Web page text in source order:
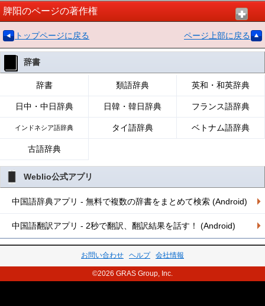
脾阳のページの著作権
トップページに戻る ページ上部に戻る
辞書
辞書 類語辞典 英和・和英辞典
日中・中日辞典 日韓・韓日辞典 フランス語辞典
インドネシア語辞典 タイ語辞典 ベトナム語辞典
古語辞典
Weblio公式アプリ
中国語辞典アプリ - 無料で複数の辞書をまとめて検索 (Android)
中国語翻訳アプリ - 2秒で翻訳、翻訳結果を話す！ (Android)
お問い合わせ ヘルプ 会社情報
©2026 GRAS Group, Inc.